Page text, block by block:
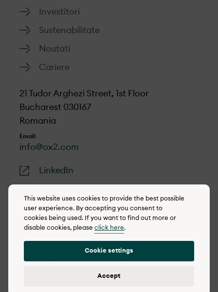
Investitori
Sustenabilitate
Noutati
Cariere
21 Tudor Arghezi Street, 1st Floor
Bucharest 030167
Romania
Email:
info@ox2.com
LinkedIn
© 2022-2026 OX2
Politica de cookie-uri
This website uses cookies to provide the best possible
user experience. By accepting you consent to
cookies being used. If you want to find out more or
disable cookies, please click here.
Cookie settings
Accept